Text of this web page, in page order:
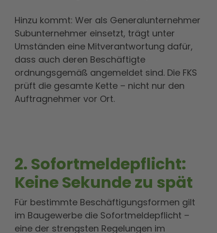
Hinzu kommt: Wer als Generalunternehmer
Subunternehmer einsetzt, trägt unter
Umständen eine Mitverantwortung dafür,
dass auch deren Beschäftigte
ordnungsgemäß angemeldet sind. Die FKS
prüft die gesamte Kette – nicht nur den
Auftragnehmer vor Ort.
2. Sofortmeldepflicht:
Keine Sekunde zu spät
Für bestimmte Beschäftigungsformen gilt
im Baugewerbe die Sofortmeldepflicht –
eine der strengsten Regelungen im